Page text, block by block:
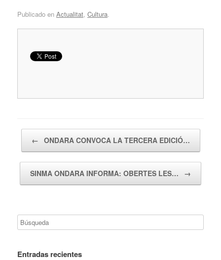
Publicado en Actualitat, Cultura.
← ONDARA CONVOCA LA TERCERA EDICIÓ…
SINMA ONDARA INFORMA: OBERTES LES… →
Entradas recientes